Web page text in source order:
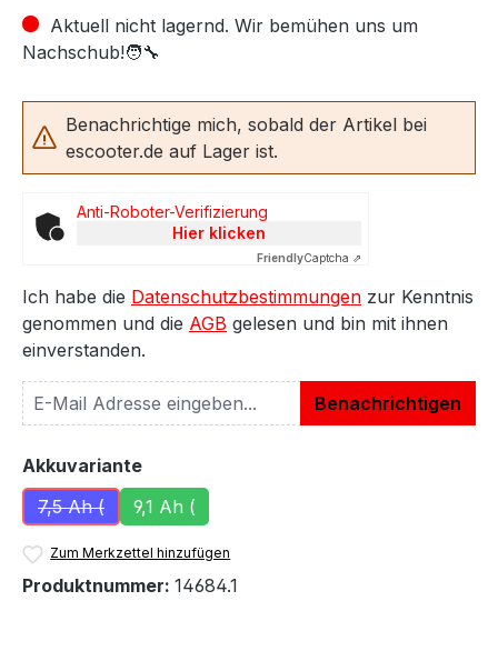
Aktuell nicht lagernd. Wir bemühen uns um
Nachschub!🧑‍🔧
Benachrichtige mich, sobald der Artikel bei
escooter.de auf Lager ist.
Anti-Roboter-Verifizierung
Hier klicken
FriendlyCaptcha ⇗
Ich habe die Datenschutzbestimmungen zur Kenntnis
genommen und die AGB gelesen und bin mit ihnen
einverstanden.
Benachrichtigen
Akkuvarianteauswählen
7,5 Ah (
(Diese Option ist zurzeit nicht verfügbar.)
9,1 Ah (
Zum Merkzettel hinzufügen
Produktnummer: 14684.1